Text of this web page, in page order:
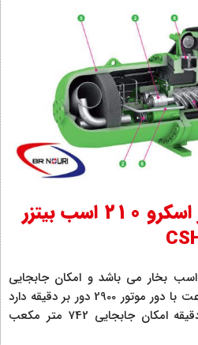
مشخصات کمپرسور اسکرو 210 اسب بیتزر
این کمپرسور دارای قدرت 210 اسب بخار می باشد و امکان جابجایی
615 متر مکعب سیال را در ساعت با دور موتور 2900 دور بر دقیقه دارد
و با دور موتور 3500 دور بر دقیقه امکان جابجایی 742 متر مکعب